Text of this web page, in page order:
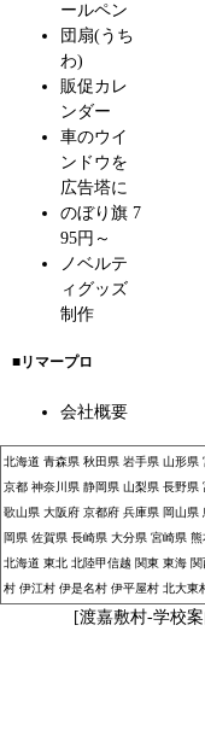
ールペン
団扇(うち
わ)
販促カレ
ンダー
車のウイ
ンドウを
広告塔に
のぼり旗 7
95円～
ノベルテ
ィグッズ
制作
■リマープロ
会社概要
北海道 青森県 秋田県 岩手県 山形県
京都 神奈川県 静岡県 山梨県 長野県
歌山県 大阪府 京都府 兵庫県 岡山県
岡県 佐賀県 長崎県 大分県 宮崎県 熊
北海道 東北 北陸甲信越 関東 東海 関
村 伊江村 伊是名村 伊平屋村 北大東
[渡嘉敷村-学校